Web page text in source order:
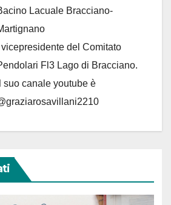
Lacuale Bracciano-
vicepresidente del Comitato
Fl3 Lago di Bracciano.
Il suo canale youtube è